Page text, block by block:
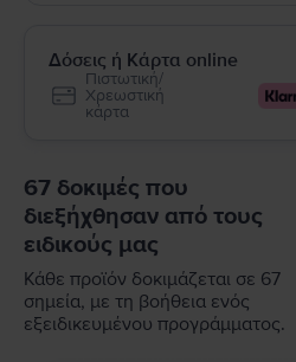
Δόσεις ή Κάρτα online
Πιστωτική/
Χρεωστική
κάρτα
67 δοκιμές που
διεξήχθησαν από τους
ειδικούς μας
Κάθε προϊόν δοκιμάζεται σε 67
σημεία, με τη βοήθεια ενός
εξειδικευμένου προγράμματος.